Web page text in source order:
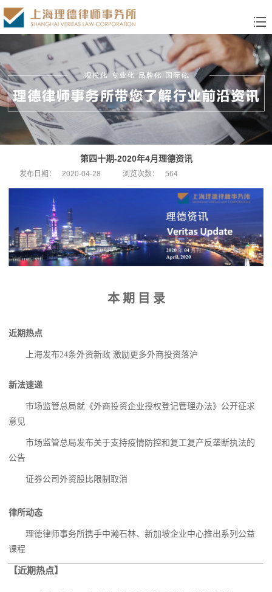
第四十期-2020年4月理德资讯
发布日期： 2020-04-28 浏览次数： 564
本 期 目 录
近期热点
上海发布24条外资新政 激励更多外商投资落沪
新法速递
市场监管总局就《外商投资企业授权登记管理办法》公开征求
意见
市场监管总局发布关于支持疫情防控和复工复产反垄断执法的
公告
证券公司外资股比限制取消
律所动态
理徳律师事务所携手中瀚石林、新加坡企业中心推出系列公益
课程
【近期热点】